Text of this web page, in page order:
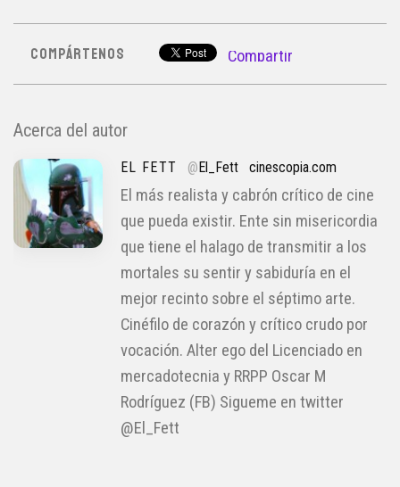
COMPÁRTENOS Compartir
Acerca del autor
EL FETT @El_Fett cinescopia.com
El más realista y cabrón crítico de cine
que pueda existir. Ente sin misericordia
que tiene el halago de transmitir a los
mortales su sentir y sabiduría en el
mejor recinto sobre el séptimo arte.
Cinéfilo de corazón y crítico crudo por
vocación. Alter ego del Licenciado en
mercadotecnia y RRPP Oscar M
Rodríguez (FB) Sigueme en twitter
@El_Fett